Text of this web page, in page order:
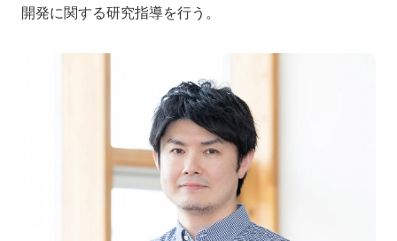
開発に関する研究指導を行う。